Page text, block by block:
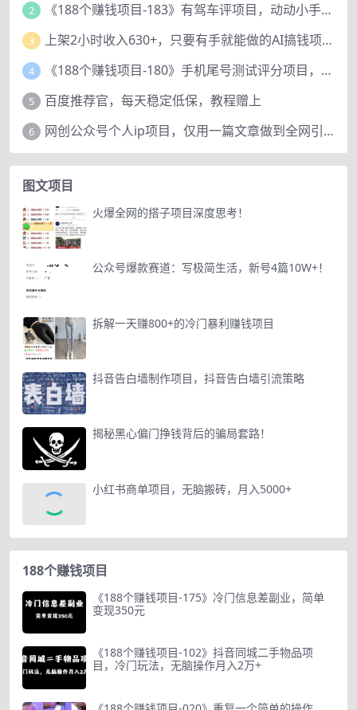
2 《188个赚钱项目-183》有驾车评项目，动动小手，复制粘贴赚44元！
3 上架2小时收入630+，只要有手就能做的AI搞钱项目，奶奶看完都能学会!
4 《188个赚钱项目-180》手机尾号测试评分项目，短视频直播日赚200+
5 百度推荐官，每天稳定低保，教程赠上
6 网创公众号个人ip项目，仅用一篇文章做到全网引流！
图文项目
火爆全网的搭子项目深度思考！
公众号爆款赛道：写极简生活，新号4篇10W+！
拆解一天赚800+的冷门暴利赚钱项目
抖音告白墙制作项目，抖音告白墙引流策略
揭秘黑心偏门挣钱背后的骗局套路！
小红书商单项目，无脑搬砖，月入5000+
188个赚钱项目
《188个赚钱项目-175》冷门信息差副业，简单
变现350元
《188个赚钱项目-102》抖音同城二手物品项
目，冷门玩法，无脑操作月入2万+